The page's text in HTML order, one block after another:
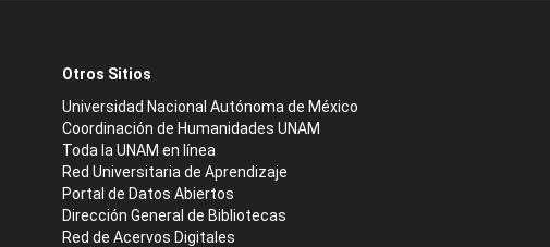
Otros Sitios
Universidad Nacional Autónoma de México
Coordinación de Humanidades UNAM
Toda la UNAM en línea
Red Universitaria de Aprendizaje
Portal de Datos Abiertos
Dirección General de Bibliotecas
Red de Acervos Digitales